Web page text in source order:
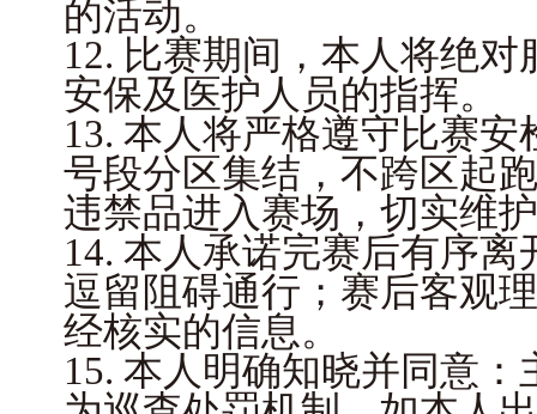
的活动。
12. 比赛期间，本人将绝
安保及医护人员的指挥。
13. 本人将严格遵守比赛
号段分区集结，不跨区起
违禁品进入赛场，切实维
14. 本人承诺完赛后有序
逗留阻碍通行；赛后客观
经核实的信息。
15. 本人明确知晓并同意